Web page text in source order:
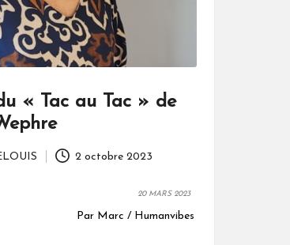
« Tac au Tac » de
2 octobre 2023
20 MARS 2023
Par Marc / Humanvibes